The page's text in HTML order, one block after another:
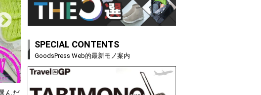
「買って損なし」の極上スマホ5選【GoodsPress 2026上半
SPECIAL CONTENTS
GoodsPress Web的最新モノ案内